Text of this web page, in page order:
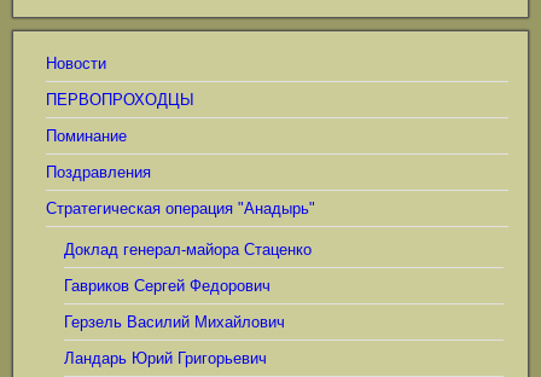
Новости
ПЕРВОПРОХОДЦЫ
Поминание
Поздравления
Стратегическая операция "Анадырь"
Доклад генерал-майора Стаценко
Гавриков Сергей Федорович
Герзель Василий Михайлович
Ландарь Юрий Григорьевич